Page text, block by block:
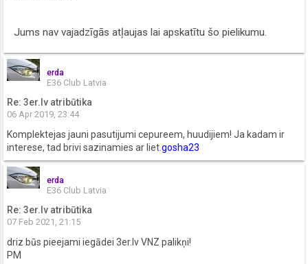
Jums nav vajadzīgās atļaujas lai apskatītu šo pielikumu.
erda
E36 Club Latvia
Re: 3er.lv atribūtika
06 Apr 2019, 23:44
Komplektejas jauni pasutijumi cepureem, huudijiem! Ja kadam ir
interese, tad brivi sazinamies ar liet.gosha23
erda
E36 Club Latvia
Re: 3er.lv atribūtika
07 Feb 2021, 21:15
driz būs pieejami iegādei 3er.lv VNZ palikņi!
PM